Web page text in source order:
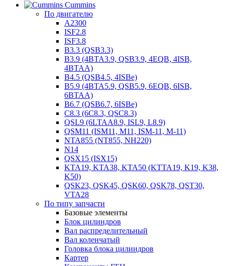
Cummins
По двигателю
A2300
ISF2.8
ISF3.8
B3.3 (QSB3.3)
B3.9 (4BTA3.9, QSB3.9, 4EQB, 4ISB,
4BTAA)
B4.5 (QSB4.5, 4ISBe)
B5.9 (4BTA5.9, QSB5.9, 6EQB, 6ISB,
6BTAA)
B6.7 (QSB6.7, 6ISBe)
C8.3 (6C8.3, QSC8.3)
QSL9 (6LTAA8.9, ISL9, L8.9)
QSM11 (ISM11, M11, ISM-11, M-11)
NTA855 (NT855, NH220)
N14
QSX15 (ISX15)
KTA19, KTA38, KTA50 (KTTA19, K19, K38,
K50)
QSK23, QSK45, QSK60, QSK78, QST30,
VTA28
По типу запчасти
Базовые элементы
Блок цилиндров
Вал распределительный
Вал коленчатый
Головка блока цилиндров
Картер